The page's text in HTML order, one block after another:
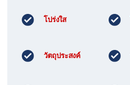
โปร่งใส
วัตถุประสงค์